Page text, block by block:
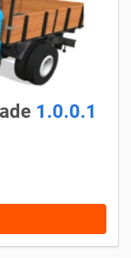
1.0.0.1